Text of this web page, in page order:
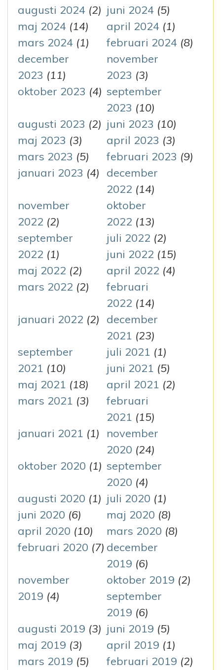
augusti 2024 (2) juni 2024 (5)
maj 2024 (14) april 2024 (1)
mars 2024 (1) februari 2024 (8)
december
2023 (11)
november
2023 (3)
oktober 2023 (4) september
2023 (10)
augusti 2023 (2) juni 2023 (10)
maj 2023 (3) april 2023 (3)
mars 2023 (5) februari 2023 (9)
januari 2023 (4)
december
2022 (14)
november
2022 (2)
oktober
2022 (13)
september
2022 (1)
juli 2022 (2)
juni 2022 (15)
maj 2022 (2) april 2022 (4)
mars 2022 (2)
februari
2022 (14)
januari 2022 (2)
december
2021 (23)
september
2021 (10)
juli 2021 (1)
juni 2021 (5)
maj 2021 (18) april 2021 (2)
mars 2021 (3)
februari
2021 (15)
januari 2021 (1)
november
2020 (24)
oktober 2020 (1) september
2020 (4)
augusti 2020 (1) juli 2020 (1)
juni 2020 (6) maj 2020 (8)
april 2020 (10) mars 2020 (8)
februari 2020 (7) december
2019 (6)
november
2019 (4)
oktober 2019 (2)
september
2019 (6)
augusti 2019 (3) juni 2019 (5)
maj 2019 (3) april 2019 (1)
mars 2019 (5) februari 2019 (2)